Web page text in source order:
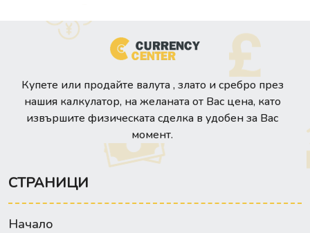
Купете или продайте валута , злато и сребро през
нашия калкулатор, на желаната от Вас цена, като
извършите физическата сделка в удобен за Вас
момент.
СТРАНИЦИ
Начало